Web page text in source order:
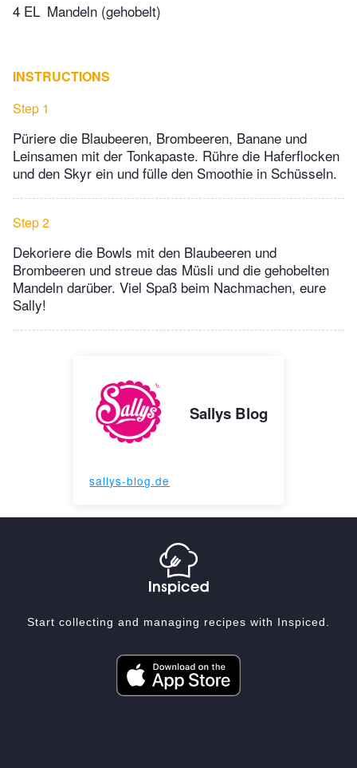
4 EL Mandeln (gehobelt)
INSTRUCTIONS
Step 1
Püriere die Blaubeeren, Brombeeren, Banane und
Leinsamen mit der Tonkapaste. Rühre die Haferflocken
und den Skyr ein und fülle den Smoothie in Schüsseln.
Step 2
Dekoriere die Bowls mit den Blaubeeren und
Brombeeren und streue das Müsli und die gehobelten
Mandeln darüber. Viel Spaß beim Nachmachen, eure
Sally!
Sallys Blog
sallys-blog.de
Start collecting and managing recipes with Inspiced.